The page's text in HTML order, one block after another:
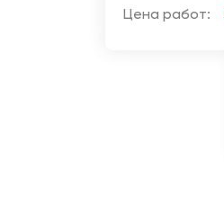
Цена работ: